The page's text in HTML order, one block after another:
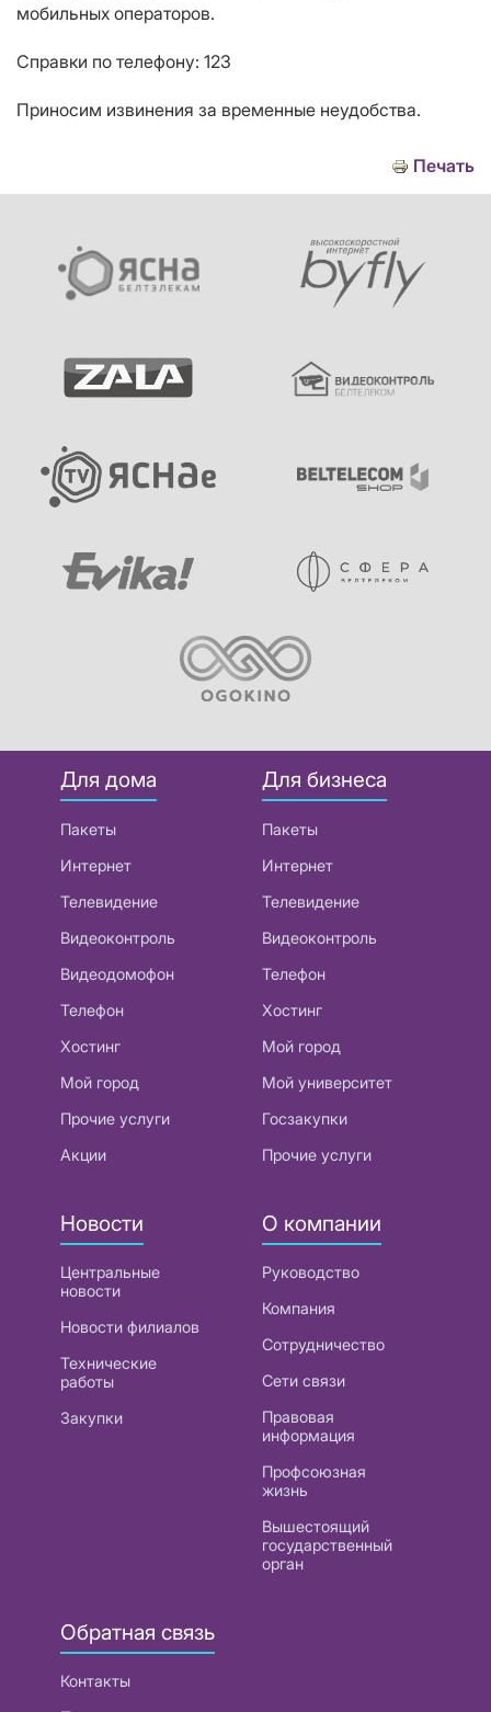
мобильных операторов.
Справки по телефону: 123
Приносим извинения за временные неудобства.
Печать
Для дома
Пакеты
Интернет
Телевидение
Видеоконтроль
Видеодомофон
Телефон
Хостинг
Мой город
Прочие услуги
Акции
Для бизнеса
Пакеты
Интернет
Телевидение
Видеоконтроль
Телефон
Хостинг
Мой город
Мой университет
Госзакупки
Прочие услуги
Новости
Центральные
новости
Новости филиалов
Технические
работы
Закупки
О компании
Руководство
Компания
Сотрудничество
Сети связи
Правовая
информация
Профсоюзная
жизнь
Вышестоящий
государственный
орган
Обратная связь
Контакты